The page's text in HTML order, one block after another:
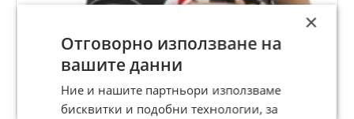
×
Отговорно използване на
вашите данни
Ние и нашите партньори използваме
бисквитки и подобни технологии, за